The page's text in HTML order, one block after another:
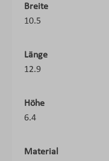
Breite
10.5
Länge
12.9
Höhe
6.4
Material